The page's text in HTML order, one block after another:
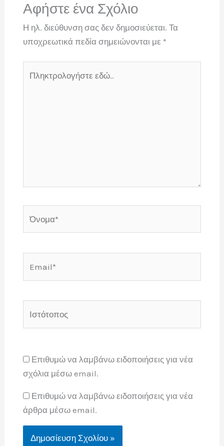
Αφήστε ένα Σχόλιο
Η ηλ. διεύθυνση σας δεν δημοσιεύεται. Τα
υποχρεωτικά πεδία σημειώνονται με *
εδώ..
Επιθυμώ να λαμβάνω ειδοποιήσεις για νέα
σχόλια μέσω email.
Επιθυμώ να λαμβάνω ειδοποιήσεις για νέα
άρθρα μέσω email.